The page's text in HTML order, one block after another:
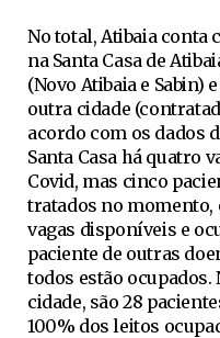
No total, Atibaia conta
na Santa Casa de
(Novo Atibaia e Sabin)
outra cidade
acordo com os dados
Santa Casa há quatro
Covid, mas cinco
tratados no momento,
vagas disponíveis e
paciente de outras
todos estão
cidade, são 28
100% dos leitos